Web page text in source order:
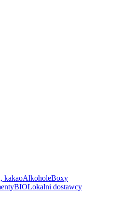
kakaoAlkoholeBoxy
BIOLokalni dostawcy